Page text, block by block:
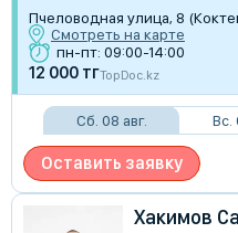
​Пчеловодная улица, 8
Смотреть на карте
пн-пт: 09:00-14:00
12 000 тгTopDoc.kz
Сб. 08 авг. Вс.
Оставить заявку
Хакимов